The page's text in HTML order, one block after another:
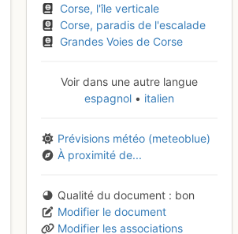
Corse, l'île verticale
Corse, paradis de l'escalade
Grandes Voies de Corse
Voir dans une autre langue
espagnol
italien
Prévisions météo (meteoblue)
À proximité de...
Qualité du document
bon
Modifier le document
Modifier les associations